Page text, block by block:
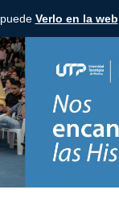
Verlo en la web